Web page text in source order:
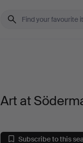
Art at
Subscribe to this